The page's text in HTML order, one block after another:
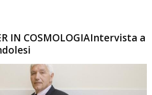
IN COSMOLOGIAIntervista a